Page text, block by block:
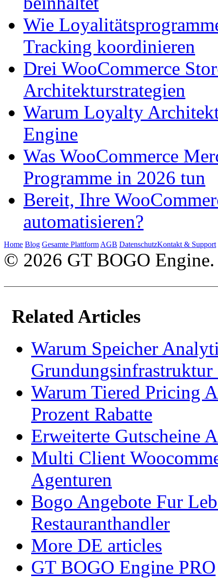
Wie
Tracking koordinieren
Drei WooCommerce
Architekturstrategien
Warum Loyalty
Engine
Was WooCommerce
Programme in 2026 tun
Bereit, Ihre
automatisieren?
Home Blog Gesamte Plattform AGB DatenschutzKontakt & Support
© 2026 GT BOGO
Related Articles
Warum Speicher
Grundungsinfrastruktur
Warum Tiered Pricing
Prozent Rabatte
Erweiterte Gutscheine
Multi Client
Agenturen
Bogo Angebote Fur
Restauranthandler
More DE articles
GT BOGO Engine PRO